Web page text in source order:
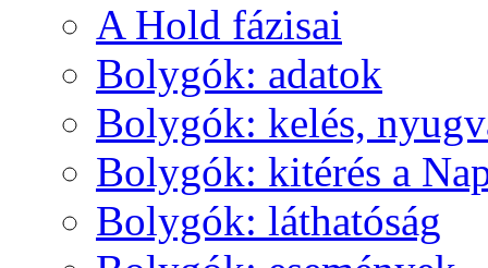
A Hold fá­zi­sai
Boly­gók: ada­tok
Boly­gók: ke­lés,
Boly­gók: ki­té­rés a
Boly­gók: lát­ha­tó­ság